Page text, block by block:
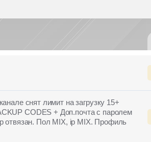
снят лимит на загрузку 15+
CODES + Доп.почта с паролем
отвязан. Пол MIX, ip MIX. Профиль